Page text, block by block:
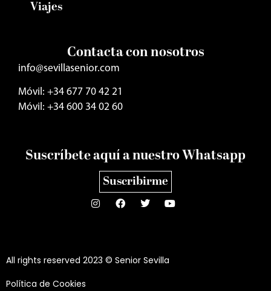
Viajes
Contacta con nosotros
info@sevillasenior.com
Móvil: +34 677 70 42 21
Móvil: +34 600 34 02 60
Suscríbete aquí a nuestro Whatsapp
Suscribirme
All rights reserved 2023 © Senior Sevilla
Política de Cookies